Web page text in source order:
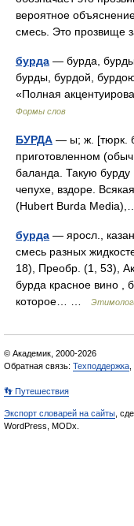
вероятное
смесь. Это прозвище
бурда — бурда,
бурды, бурдой,
«Полная
Формы слов
БУРДА — ы; ж. [тюрк.
приготовленном
баланда. Такую
чепухе, вздоре.
(Hubert Burda
бурда — яросл.,
смесь разных
18), Преобр. (1, 53),
бурда красное вино ,
которое… …
© Академик, 2000-2026
Обратная связь: Техподдержка
👣 Путешествия
Экспорт словарей на сайты ,
WordPress, MODx.